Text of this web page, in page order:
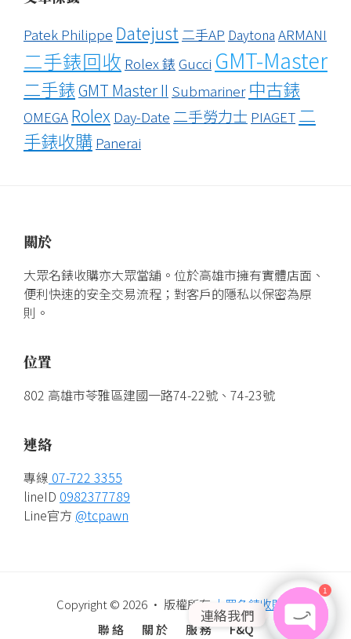
Patek Philippe Datejust 二手AP Daytona ARMANI
二手錶回收 Rolex 錶 Gucci GMT-Master
二手錶GMT Master II Submariner 中古錶
OMEGA Rolex Day-Date 二手勞力士 PIAGET 二
手錶收購 Panerai
關於
大眾名錶收購亦大眾當舖。位於高雄市擁有實體店面、
便利快速的安全交易流程；對客戶的隱私以保密為原
則。
位置
802 高雄市苓雅區建國一路74-22號、74-23號
連絡
專線 07-722 3355
lineID 0982377789
Line官方 @tcpawn
Copyright © 2026 · 版權所有 大眾名錶收購站
聯 絡
關 於 服 務 F&Q
連絡我們
1